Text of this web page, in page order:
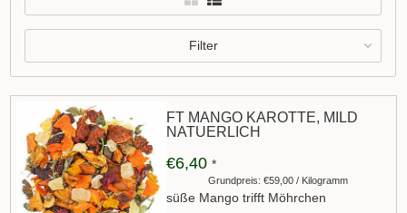
Filter
FT MANGO KAROTTE, MILD
NATUERLICH
€6,40 *
Grundpreis: €59,00 / Kilogramm
süße Mango trifft Möhrchen